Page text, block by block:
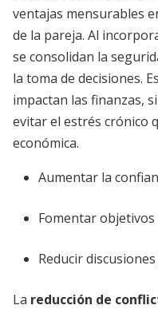
ventajas mensurables
de la pareja. Al
se consolidan la
la toma de decisiones.
impactan las finanzas,
evitar el estrés crónico
económica.
Aumentar la
Fomentar objetivos
Reducir
La reducción de